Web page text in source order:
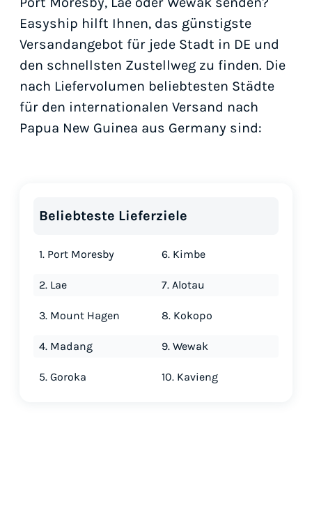
Easyship hilft Ihnen, das günstigste
Versandangebot für jede Stadt in DE und
den schnellsten Zustellweg zu finden. Die
nach Liefervolumen beliebtesten Städte
für den internationalen Versand nach
Papua New Guinea aus Germany sind:
Beliebteste Lieferziele
1. Port Moresby
2. Lae
3. Mount Hagen
4. Madang
5. Goroka
6. Kimbe
7. Alotau
8. Kokopo
9. Wewak
10. Kavieng